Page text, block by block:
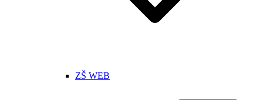
ZŠ WEB